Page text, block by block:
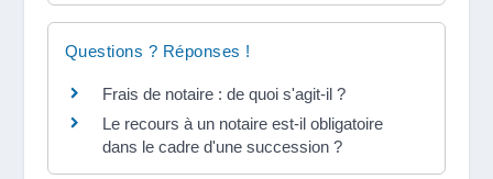
Questions ? Réponses !
Frais de notaire : de quoi s'agit-il ?
Le recours à un notaire est-il obligatoire
dans le cadre d'une succession ?